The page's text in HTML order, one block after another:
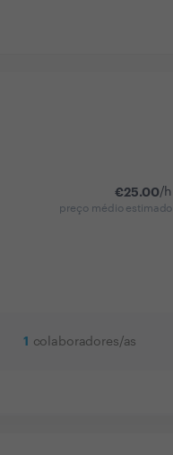
€25.00/h
preço médio estimado
1 colaboradores/as